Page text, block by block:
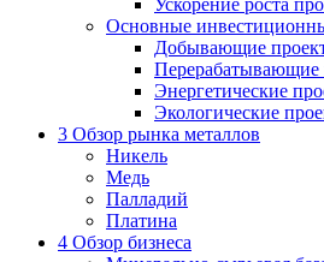
Ускорение роста
Основные
Добывающие
Перерабатывающие
Энергетические
Экологические
3 Обзор рынка металлов
Никель
Медь
Палладий
Платина
4 Обзор бизнеса